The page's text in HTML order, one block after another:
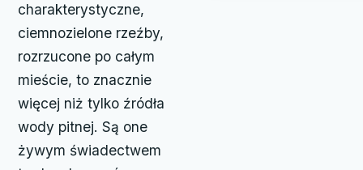
charakterystyczne,
ciemnozielone rzeźby,
rozrzucone po całym
mieście, to znacznie
więcej niż tylko źródła
wody pitnej. Są one
żywym świadectwem